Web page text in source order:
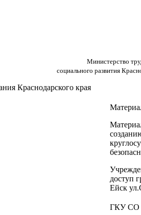
Министерство
социального развития
Краснодарского края
доступ
Ейск
ГКУ СО